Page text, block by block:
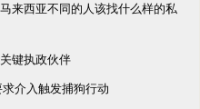
来西亚不同的人该找什么样的私
键执政伙伴
介入触发捕狗行动